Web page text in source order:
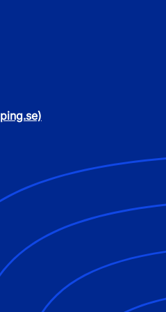
så att den går
63 A, krävs alltid en
eller
står du som kund
en elinstallatör.
vi?